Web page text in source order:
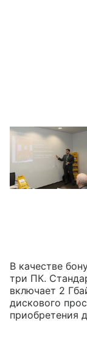
В качестве
три ПК.
включает 2
дискового
приобретения